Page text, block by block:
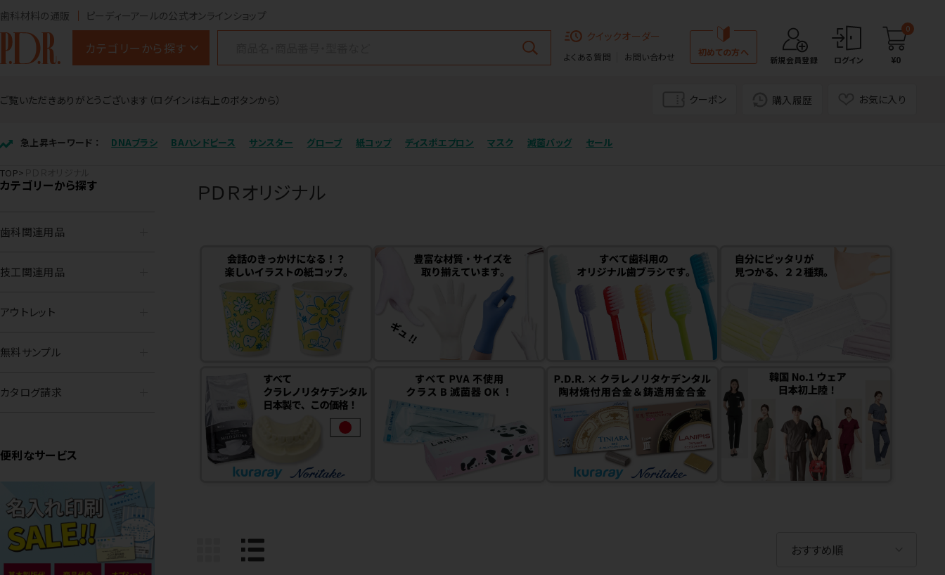
歯科材料の通販 ピーディーアールの公式オンラインショップ
カテゴリーから探す
クイックオーダー
よくある質問 お問い合わせ 初めての方へ
新規会員登録 ログイン
0
¥0
ご覧いただきありがとうございます（ログインは右上のボタンから） クーポン 購入履歴 お気に入り
急上昇キーワード ： DNAブラシ BAハンドピース サンスター グローブ 紙コップ ディスポエプロン マスク 滅菌バッグ セール
TOP
カテゴリーから探す
歯科関連用品
技工関連用品
アウトレット
無料サンプル
カタログ請求
便利なサービス
ＰＤＲオリジナル